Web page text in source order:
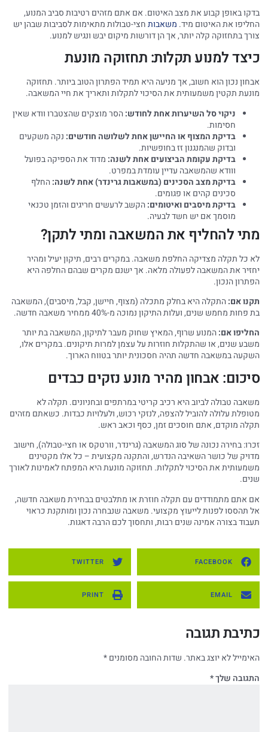
בדקו באופן קבוע את מצב האיטום. אם אתם מזהים רטיבות סביב המנוע,
החליפו את האיטום מיד. משאבותחצי-טבולות מתאימות לסביבות שבהן יש
צורך בתחזוקה קלה יותר, אך הן דורשות מיקום יבש ונגיש למנוע.
כיצד למנוע תקלות: תחזוקה מונעת
אבחון נכון הוא חשוב, אך מניעה היא תמיד הפתרון הטוב ביותר. תחזוקה
מונעת תקטין משמעותית את הסיכוי לתקלות ותאריך את חיי המשאבה.
ניקוי סל השיערות אחת לחודש:הסר מוצקים שהצטברו וודא שאין
חסימות.
בדיקת המצוף או החיישן אחת לשלושה חודשים: נקה משקעים
ובדוק שהמנגנון זז בחופשיות.
בדיקת עקומת הביצועים אחת לשנה: מדוד את הספיקה בפועל
ווודא שהמשאבה עדיין עומדת במפרט.
בדיקת מצב הסכינים (במשאבות גרינדר) אחת לשנה:החלף
סכינים קהים או פגומים.
בדיקת מיסבים ואיטומים:הקשב לרעשים חריגים והזמן טכנאי
מוסמך אם יש חשד לבעיה.
מתי להחליף את המשאבה ומתי לתקן?
לא כל תקלה מצדיקה החלפת משאבה. במקרים רבים, תיקון יעיל ומהיר
יחזיר את המשאבה לפעולה מלאה. אך ישנם מקרים שבהם החלפה היא
הפתרון הנכון.
תקנו אם:התקלה היא בחלק מתכלה (מצוף, חיישן, קבל, מיסבים), המשאבה
בת פחות מחמש שנים, ועלות התיקון נמוכה מ-40% ממחיר משאבה חדשה.
החליפו אם:המנוע שרוף, המאיץ שחוק מעבר לתיקון, המשאבה בת יותר
משבע שנים, או שהתקלות חוזרות על עצמן למרות תיקונים. במקרים אלו,
השקעה במשאבה חדשה תהיה חסכונית יותר בטווח הארוך.
סיכום: אבחון מהיר מונע נזקים כבדים
משאבה טבולה לביוב היא רכיב קריטי במרתפים ובחניונים. תקלה לא
מטופלת עלולה להוביל להצפה, לנזקי רכוש, ולעלויות כבדות. כשאתם מזהים
תקלה מוקדם, אתם חוסכים זמן, כסף וכאב ראש.
זכרו: בחירה נכונה של סוג המשאבה (גרינדר, וורטקס או חצי-טבולה), חישוב
מדויק של כושר השאיבה הנדרש, והתקנה מקצועית – כל אלו מקטינים
משמעותית את הסיכוי לתקלות. תחזוקה מונעת היא המפתח לאמינות לאורך
שנים.
אם אתם מתמודדים עם תקלה חוזרת או מתלבטים בבחירת משאבה חדשה,
אל תהססו לפנות לייעוץ מקצועי. משאבה שנבחרה נכון ומותקנת כראוי
תעבוד בצורה אמינה שנים רבות, ותחסוך לכם הרבה דאגות.
FACEBOOK
TWITTER
EMAIL
PRINT
כתיבת תגובה
האימייל לא יוצג באתר. שדות החובה מסומנים*
התגובה שלך*